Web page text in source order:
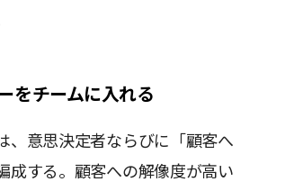
をチームに入れる
、意思決定者ならびに「顧客へ
成する。顧客への解像度が高い